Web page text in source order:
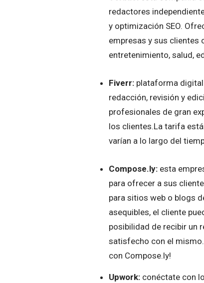
redactores
y optimización SEO.
empresas y sus clientes
entretenimiento, salud,
Fiverr: plataforma
redacción, revisión y
profesionales de gran
los clientes.La tarifa
varían a lo largo del
Compose.ly: esta
para ofrecer a sus
para sitios web o blogs
asequibles, el cliente
posibilidad de recibir un
satisfecho con el
con Compose.ly!
Upwork: conéctate con